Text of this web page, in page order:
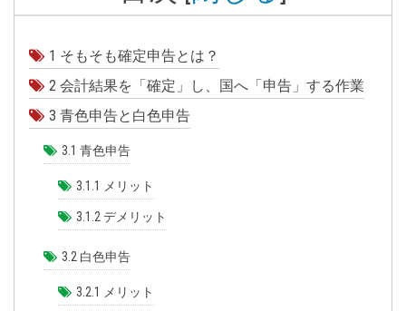
1 そもそも確定申告とは？
2 会計結果を「確定」し、国へ「申告」する作業
3 青色申告と白色申告
3.1 青色申告
3.1.1 メリット
3.1.2 デメリット
3.2 白色申告
3.2.1 メリット